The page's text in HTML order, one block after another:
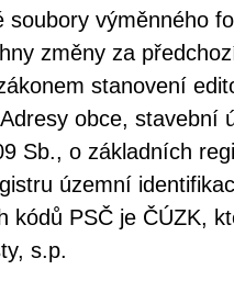
soubory výměnného
změny za
stanovení
obce, stavební
Sb., o základních
územní
kódů PSČ je ČÚZK,
s.p.